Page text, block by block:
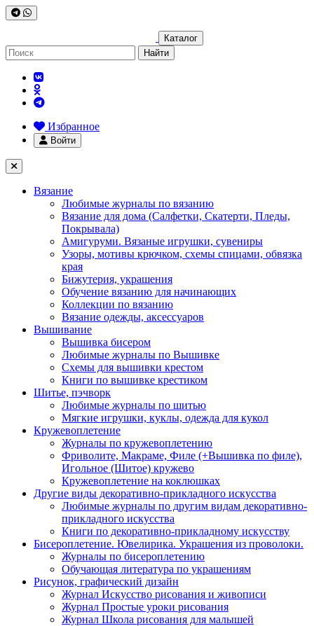
Каталог
Найти
Избранное
Войти
Вязание
Любимые журналы по вязанию
Вязание для дома (Салфетки, Скатерти, Пледы,
Покрывала)
Амигуруми. Вязаные игрушки, сувениры
Узоры, мотивы крючком, схемы спицами, обвязка
края
Бижутерия, украшения
Обучение вязанию для начинающих
Коллекции по вязанию
Вязание одежды, аксессуаров
Вышивание
Вышивка бисером
Любимые журналы по Вышивке
Схемы для вышивки крестом
Книги по вышивке крестиком
Шитье, пэчворк
Любимые журналы по шитью
Мягкие игрушки, куклы, одежда для кукол
Кружевоплетение
Журналы по кружевоплетению
Фриволите, Макраме, Филе (+Вышивка по филе),
Игольное (Шитое) кружево
Кружевоплетение на коклюшках
Другие виды декоративно-прикладного искусства
Любимые журналы по другим видам декоративно-
прикладного искусства
Книги по декоративно-прикладному искусству
Бисероплетение. Ювелирика. Украшения из проволоки.
Журналы по бисероплетению
Обучающая литература по украшениям
Рисунок, графический дизайн
Журнал Искусство рисования и живописи
Журнал Простые уроки рисования
Журнал Школа рисования для малышей